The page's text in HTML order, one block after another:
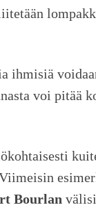
ihmisiä
voi pitää
Bourlan